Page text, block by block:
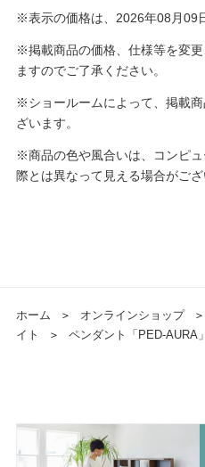
※表示の価格は、2026年08月09
※掲載商品の価格、仕様等を変
ますのでご了承ください。
※ショールームによって、掲載
ざいます。
※商品の色や風合いは、コンピ
際とは異なって見える場合がござ
ホーム ＞ オンラインショップ ＞
イト
＞ ペンダント「PED-AURA